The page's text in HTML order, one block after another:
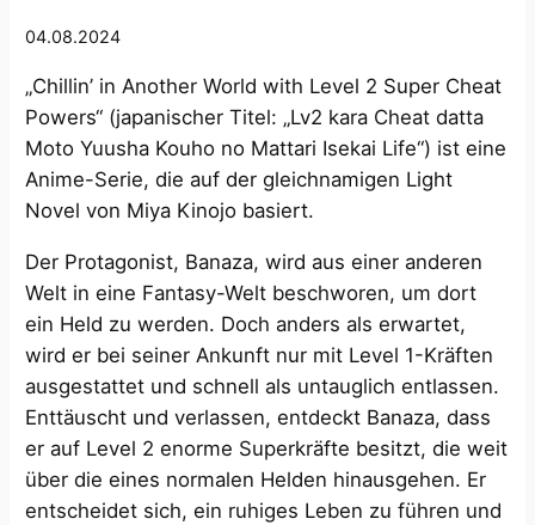
04.08.2024
„Chillin’ in Another World with Level 2 Super Cheat
Powers“ (japanischer Titel: „Lv2 kara Cheat datta
Moto Yuusha Kouho no Mattari Isekai Life“) ist eine
Anime-Serie, die auf der gleichnamigen Light
Novel von Miya Kinojo basiert.
Der Protagonist, Banaza, wird aus einer anderen
Welt in eine Fantasy-Welt beschworen, um dort
ein Held zu werden. Doch anders als erwartet,
wird er bei seiner Ankunft nur mit Level 1-Kräften
ausgestattet und schnell als untauglich entlassen.
Enttäuscht und verlassen, entdeckt Banaza, dass
er auf Level 2 enorme Superkräfte besitzt, die weit
über die eines normalen Helden hinausgehen. Er
entscheidet sich, ein ruhiges Leben zu führen und